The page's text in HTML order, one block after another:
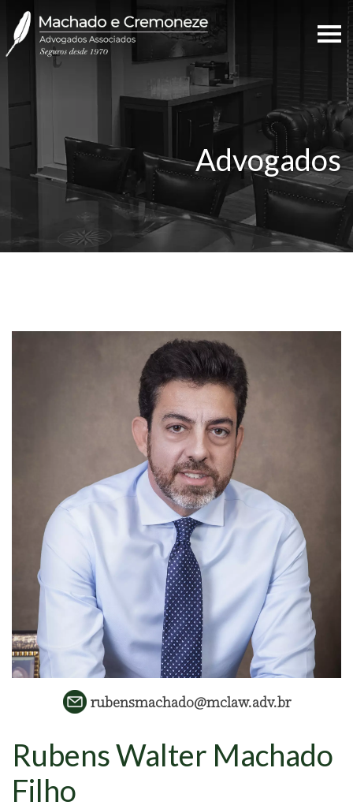
Advogados
rubensmachado@mclaw.adv.br
Rubens Walter Machado
Filho